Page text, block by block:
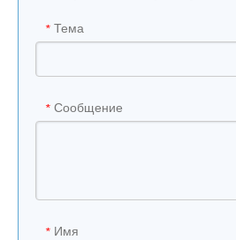
* Тема
* Сообщение
* Имя